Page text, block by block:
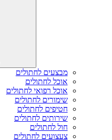
מבצעים לחתולים
אוכל לחתולים
אוכל רפואי לחתולים
שימורים לחתולים
חטיפים לחתולים
שירותים לחתולים
חול לחתולים
צעצועים לחתולים